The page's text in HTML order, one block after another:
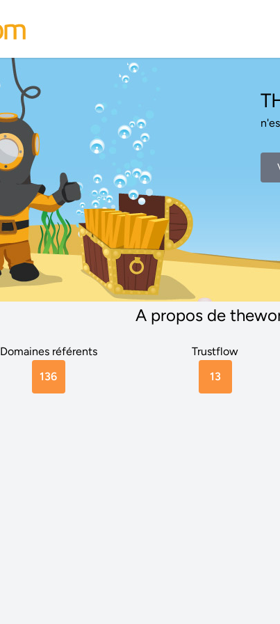
A propos de
Domaines référents
136
Trustflow
13